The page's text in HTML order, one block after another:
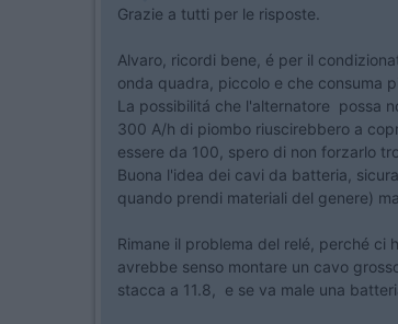
Grazie a tutti per le risposte.
Alvaro, ricordi bene, é per il
onda quadra, piccolo e che consuma
La possibilitá che l'alternatore possa
300 A/h di piombo riuscirebbero a
essere da 100, spero di non forzarlo
Buona l'idea dei cavi da batteria,
quando prendi materiali del genere)
Rimane il problema del relé, perché
avrebbe senso montare un cavo
stacca a 11.8, e se va male una